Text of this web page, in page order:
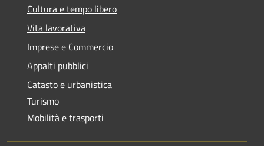
Cultura e tempo libero
Vita lavorativa
Imprese e Commercio
Appalti pubblici
Catasto e urbanistica
Turismo
Mobilità e trasporti